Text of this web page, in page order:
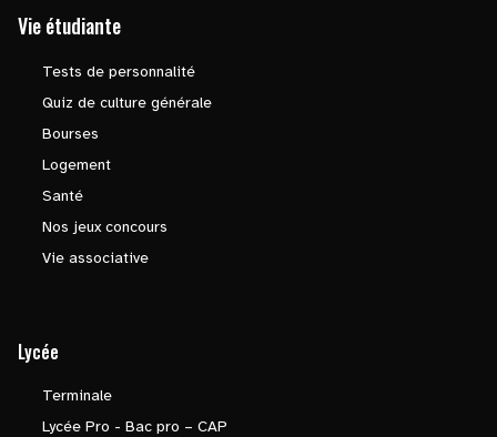
Vie étudiante
Tests de personnalité
Quiz de culture générale
Bourses
Logement
Santé
Nos jeux concours
Vie associative
Lycée
Terminale
Lycée Pro - Bac pro – CAP